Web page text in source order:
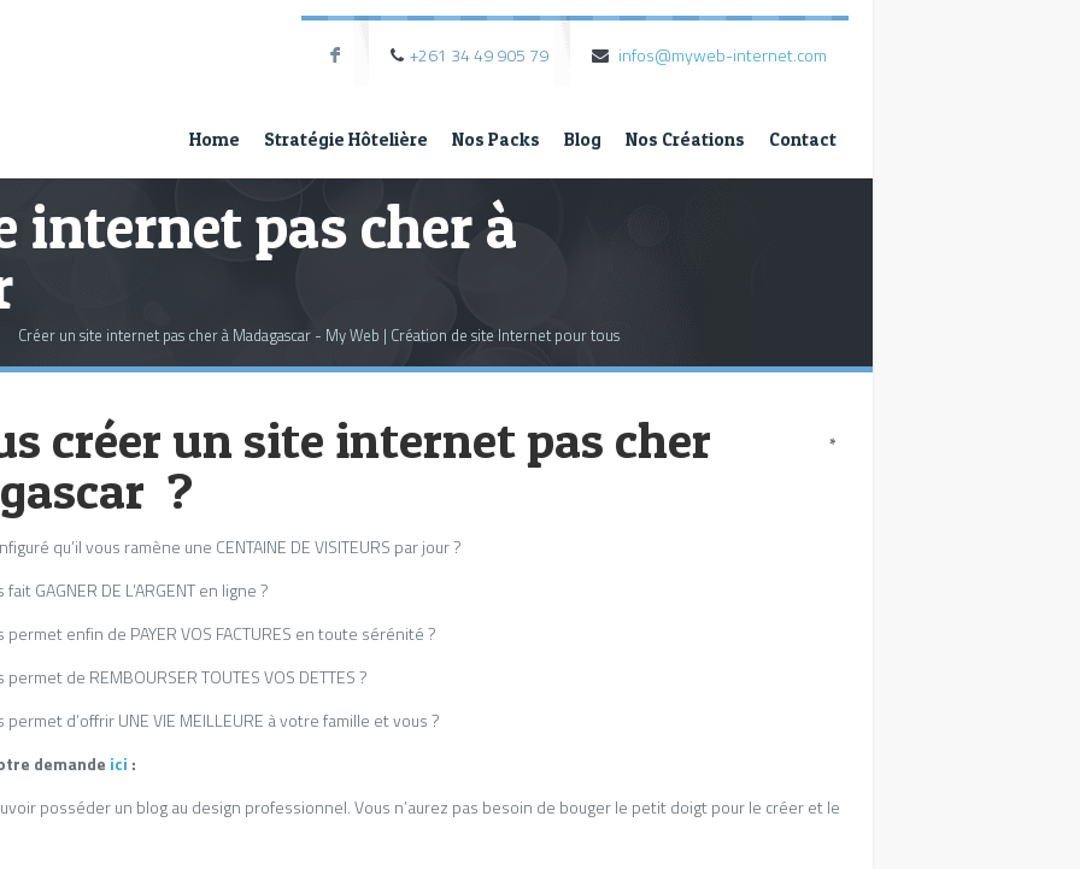
F +261 34 49 905 79 infos@myweb-internet.com
Home Stratégie Hôtelière Nos Packs Blog Nos Créations Contact
internet pas cher à
Créer un site internet pas cher à Madagascar - My Web | Création de site Internet pour tous
créer un site internet pas cher
?
qu’il vous ramène une CENTAINE DE VISITEURS par jour ?
GAGNER DE L’ARGENT en ligne ?
enfin de PAYER VOS FACTURES en toute sérénité ?
de REMBOURSER TOUTES VOS DETTES ?
d’offrir UNE VIE MEILLEURE à votre famille et vous ?
demande ici :
posséder un blog au design professionnel. Vous n’aurez pas besoin de bouger le petit doigt pour le créer et le
*